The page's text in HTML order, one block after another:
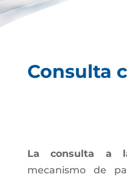
Consulta
La consulta a
mecanismo de